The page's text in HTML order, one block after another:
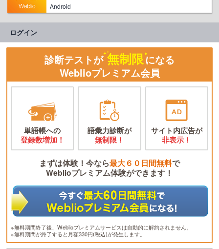
Android
ログイン
診断テストが 無制限になる
Weblioプレミアム会員
単語帳への
登録数増加！
語彙力診断が
無制限！
サイト内広告が
非表示！
まずは体験！今なら最大６０日間無料で
Weblioプレミアム体験ができます！
※無料期間終了後、Weblioプレミアムサービスは自動的に解約されません。
※無料期間が終了すると月額330円(税込)が発生します。